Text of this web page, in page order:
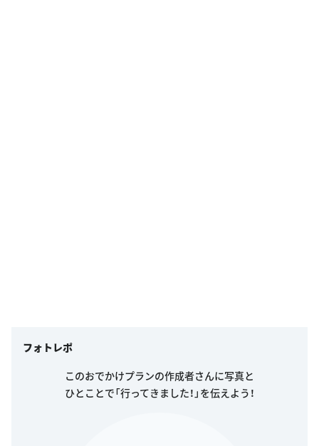
フォトレポ
このおでかけプランの作成者さんに写真と
ひとことで「行ってきました！」を伝えよう！